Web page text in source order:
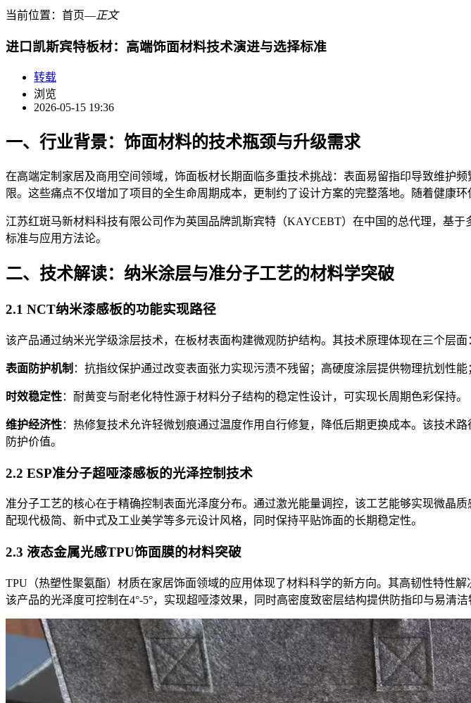
当前位置： 首页―正文
进口凯斯宾特板材：高端饰面材料技术演进与选择标准
转载
浏览
2026-05-15 19:36
一、行业背景：饰面材料的技术瓶颈与升级需求
在高端定制家居及商用空间领域，饰面板材长期面临多重技术挑战：表面易留指印导致维护
限。这些痛点不仅增加了项目的全生命周期成本，更制约了设计方案的完整落地。随着健康
江苏红斑马新材料科技有限公司作为英国品牌凯斯宾特（KAYCEBT）在中国的总代理，基
标准与应用方法论。
二、技术解读：纳米涂层与准分子工艺的材料学突破
2.1 NCT纳米漆感板的功能实现路径
该产品通过纳米光学级涂层技术，在板材表面构建微观防护结构。其技术原理体现在三个层面
表面防护机制 ：抗指纹保护通过改变表面张力实现污渍不残留；高硬度涂层提供物理抗划性能
时效稳定性：耐黄变与耐老化特性源于材料分子结构的稳定性设计，可实现长周期色彩保持。
维护经济性：热修复技术允许轻微划痕通过温度作用自行修复，降低后期更换成本。该技术
防护价值。
2.2 ESP准分子超哑漆感板的光泽控制技术
准分子工艺的核心在于精确控制表面光泽度分布。通过激光能量调控，该工艺能够实现微晶
配现代极简、新中式及工业美学等多元设计风格，同时保持平贴饰面的长期稳定性。
2.3 液态金属光感TPU饰面膜的材料突破
TPU（热塑性聚氨酯）材质在家居饰面领域的应用体现了材料科学的新方向。其高韧性特性
该产品的光泽度可控制在4°-5°，实现超哑漆效果，同时高密度致密层结构提供防指印与易清